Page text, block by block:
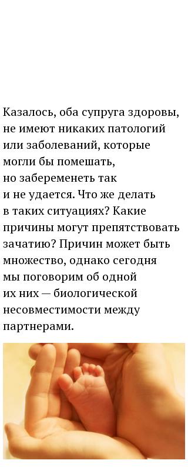
Казалось, оба супруга здоровы,
не имеют никаких патологий
или заболеваний, которые
могли бы помешать,
но забеременеть так
и не удается. Что же делать
в таких ситуациях? Какие
причины могут препятствовать
зачатию? Причин может быть
множество, однако сегодня
мы поговорим об одной
их них — биологической
несовместимости между
партнерами.